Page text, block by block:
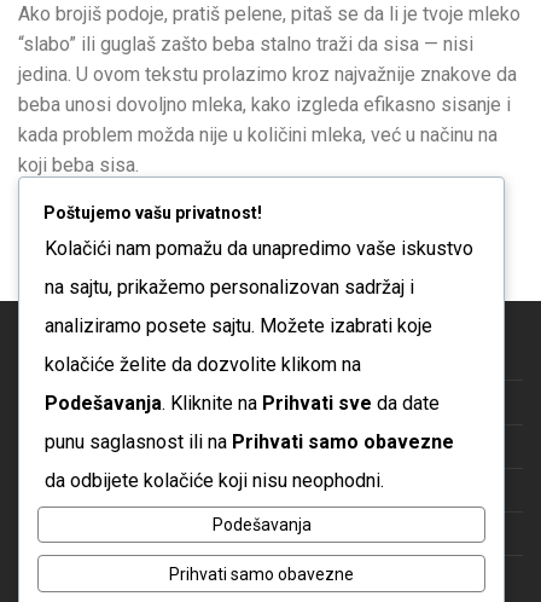
Ako brojiš podoje, pratiš pelene, pitaš se da li je tvoje mleko
“slabo” ili guglaš zašto beba stalno traži da sisa — nisi
jedina. U ovom tekstu prolazimo kroz najvažnije znakove da
beba unosi dovoljno mleka, kako izgleda efikasno sisanje i
kada problem možda nije u količini mleka, već u načinu na
koji beba sisa.
Više
Blog
O nama
Česta pitanja
Kontakt
Politika privatnosti
Poštujemo vašu privatnost!
Kolačići nam pomažu da unapredimo vaše iskustvo
na sajtu, prikažemo personalizovan sadržaj i
analiziramo posete sajtu. Možete izabrati koje
kolačiće želite da dozvolite klikom na
Podešavanja. Kliknite na Prihvati sve da date
punu saglasnost ili na Prihvati samo obavezne
da odbijete kolačiće koji nisu neophodni.
Podešavanja
Prihvati samo obavezne